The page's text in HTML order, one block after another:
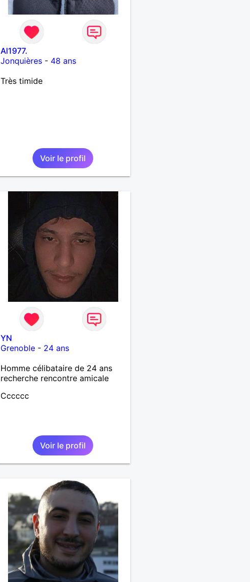
Al1977.
Jonquières - 48 ans
Très timide
Voir le profil
YN
Grenoble - 24 ans
Homme célibataire de 24 ans
recherche rencontre amicale
Cccccc
Voir le profil